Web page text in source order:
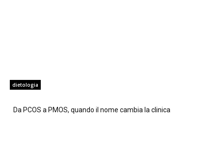
dietologia
Da PCOS a PMOS, quando il nome cambia la clinica